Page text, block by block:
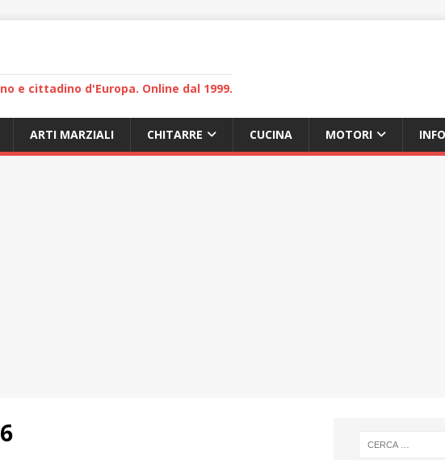
e cittadino d'Europa. Online dal 1999.
ARTI MARZIALI CHITARRE CUCINA MOTORI INFO